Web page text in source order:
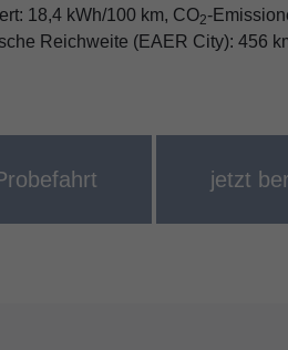
18,4 kWh/100 km, CO2-
Reichweite (EAER City): 456
jetzt